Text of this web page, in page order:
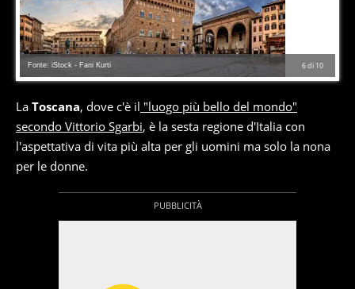
6di 10
Fonte: iStock - Fani Kurti
La Toscana, dove c'è il "luogo più bello del mondo"
secondo Vittorio Sgarbi, è la sesta regione d'Italia con
l'aspettativa di vita più alta per gli uomini ma solo la nona
per le donne.